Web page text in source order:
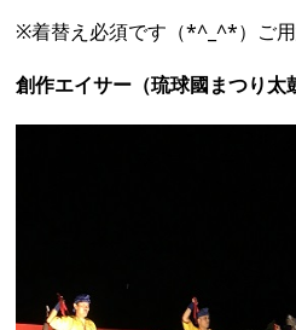
キッズダンス（ダンス工房